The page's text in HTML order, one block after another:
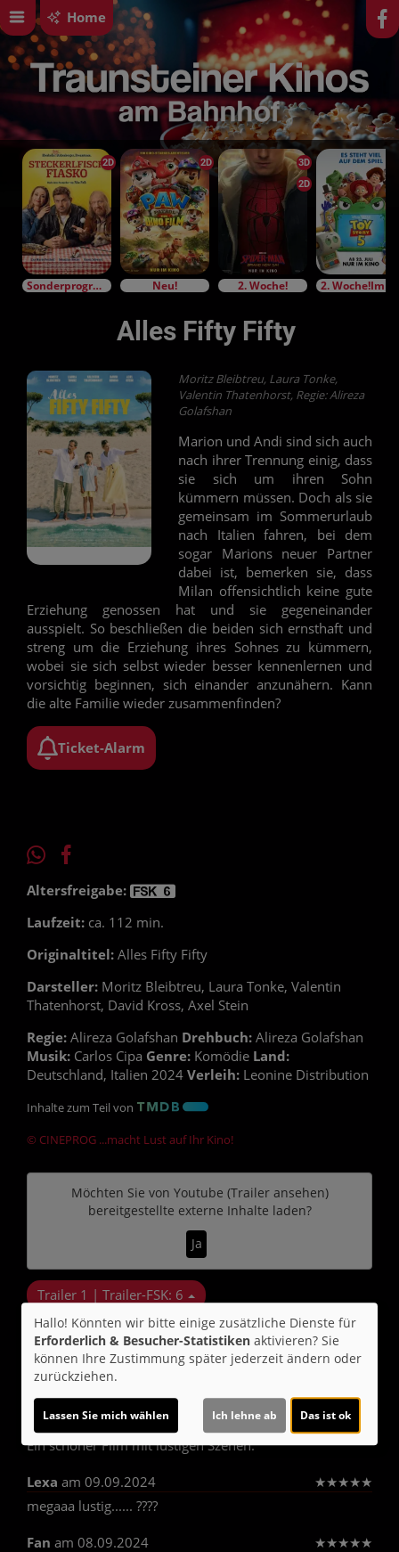
Home
2D
Sonderprogramm
2D
Neu!
3D
2D
2. Woche!
Alles Fifty Fifty
Moritz Bleibtreu, Laura Tonke,
Valentin Thatenhorst, Regie: Alireza
Golafshan
Marion und Andi sind sich auch
nach ihrer Trennung einig, dass
sie sich um ihren Sohn
kümmern müssen. Doch als sie
gemeinsam im Sommerurlaub
nach Italien fahren, bei dem
sogar Marions neuer Partner
dabei ist, bemerken sie, dass
Milan offensichtlich keine gute
Erziehung genossen hat und sie gegeneinander
ausspielt. So beschließen die beiden sich ernsthaft und
streng um die Erziehung ihres Sohnes zu kümmern,
wobei sie sich selbst wieder besser kennenlernen und
vorsichtig beginnen, sich einander anzunähern. Kann
die alte Familie wieder zusammenfinden?
Ticket-Alarm
Altersfreigabe:
Laufzeit: ca. 112 min.
Originaltitel: Alles Fifty Fifty
Darsteller: Moritz Bleibtreu, Laura Tonke, Valentin
Thatenhorst, David Kross, Axel Stein
Regie: Alireza Golafshan Drehbuch: Alireza Golafshan
Musik: Carlos Cipa Genre: Komödie Land:
Deutschland, Italien 2024 Verleih: Leonine Distribution
Inhalte zum Teil von
© CINEPROG ...macht Lust auf Ihr Kino!
Möchten Sie von Youtube (Trailer ansehen)
bereitgestellte externe Inhalte laden?
Ja
Trailer 1 | Trailer-FSK: 6
Kommentare
★★★★★ 5
Milanam 18.11.2024 ★★★★
Ein schöner Film mit lustigen Szenen.
Lexa am 09.09.2024 ★★★★★
megaaa lustig...... ????
Fan am 08.09.2024 ★★★★★
Hallo! Könnten wir bitte einige zusätzliche Dienste für
Erforderlich & Besucher-Statistiken aktivieren? Sie
können Ihre Zustimmung später jederzeit ändern oder
zurückziehen.
Lassen Sie mich wählen Ich lehne ab Das ist ok